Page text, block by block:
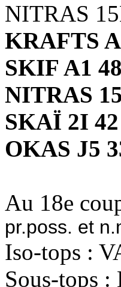
NITRAS
KRAFTS
SKIF A1 48
NITRAS
SKAÏ 2I 42
OKAS J5
Au 18e
pr.poss. et
Iso-tops :
Sous-tops